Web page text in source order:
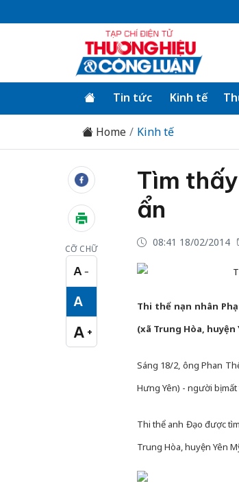
Tin tức Kinh tế
Home Kinh tế
CỠ CHỮ
A −
Cỡ chữ nhỏ
A
Cỡ chữ vừa
A +
Cỡ chữ lớn
Tìm
ẩn
08:41 18/02/2014
Thi thể nạn nhân
(xã Trung Hòa, huyện
Sáng 18/2, ông Phan
Hưng Yên) - người bị
Thi thể anh Đạo được
Trung Hòa, huyện Yên